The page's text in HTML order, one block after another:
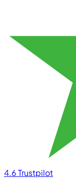
4.6Trustpilot